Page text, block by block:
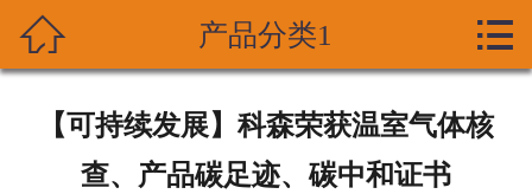
产品展示
 产品分类1 
【可持续发展】科森荣获温室气体核
查、产品碳足迹、碳中和证书